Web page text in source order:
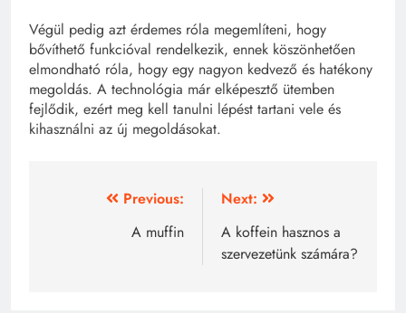
Végül pedig azt érdemes róla megemlíteni, hogy
bővíthető funkcióval rendelkezik, ennek köszönhetően
elmondható róla, hogy egy nagyon kedvező és hatékony
megoldás. A technológia már elképesztő ütemben
fejlődik, ezért meg kell tanulni lépést tartani vele és
kihasználni az új megoldásokat.
Bejegyzés
navigáció
Previous:
A muffin
Next:
A koffein hasznos a
szervezetünk számára?